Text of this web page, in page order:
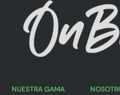
NUESTRA GAMA